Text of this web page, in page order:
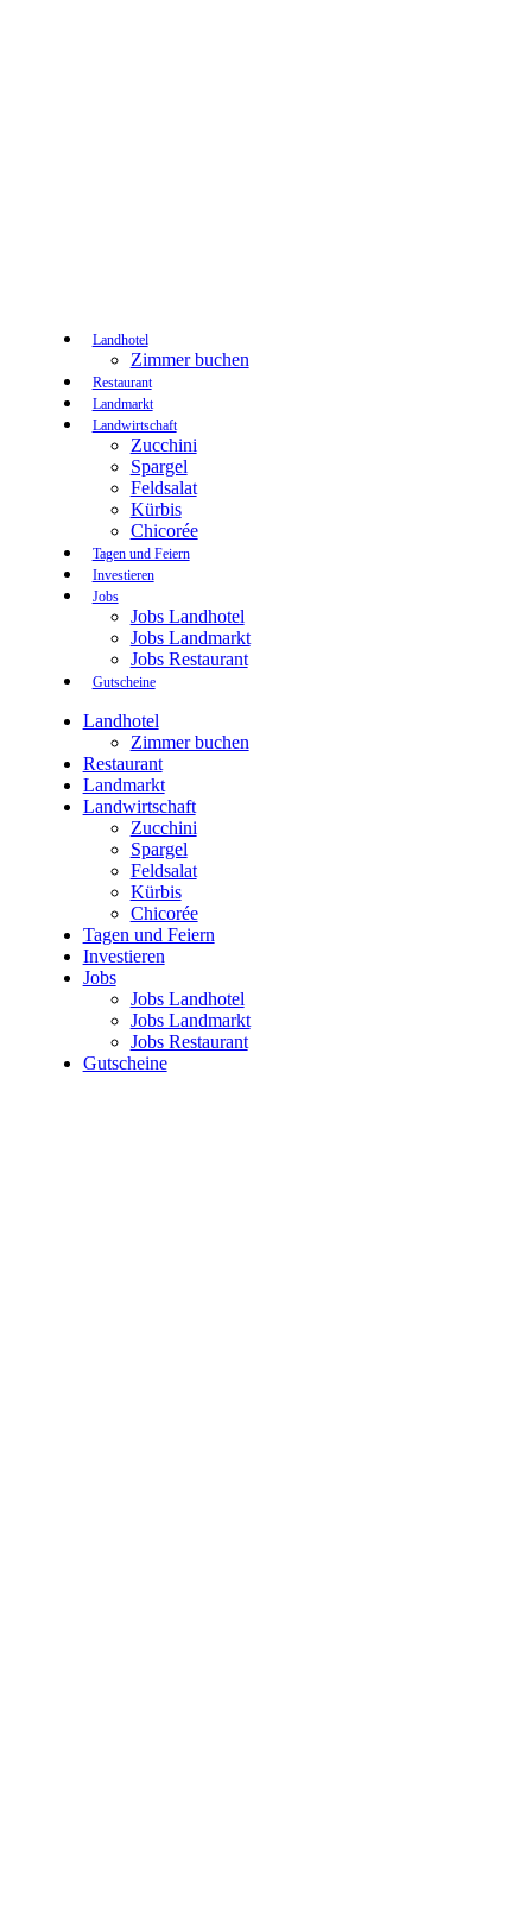
Landhotel
Zimmer buchen
Restaurant
Landmarkt
Landwirtschaft
Zucchini
Spargel
Feldsalat
Kürbis
Chicorée
Tagen und Feiern
Investieren
Jobs
Jobs Landhotel
Jobs Landmarkt
Jobs Restaurant
Gutscheine
Landhotel
Zimmer buchen
Restaurant
Landmarkt
Landwirtschaft
Zucchini
Spargel
Feldsalat
Kürbis
Chicorée
Tagen und Feiern
Investieren
Jobs
Jobs Landhotel
Jobs Landmarkt
Jobs Restaurant
Gutscheine